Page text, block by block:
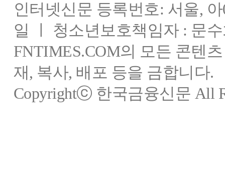
인터넷신문 등록번호: 서울,
일 ㅣ 청소년보호책임자 : 문
FNTIMES.COM의 모든 콘텐
재, 복사, 배포 등을 금합니다.
Copyrightⓒ 한국금융신문 All